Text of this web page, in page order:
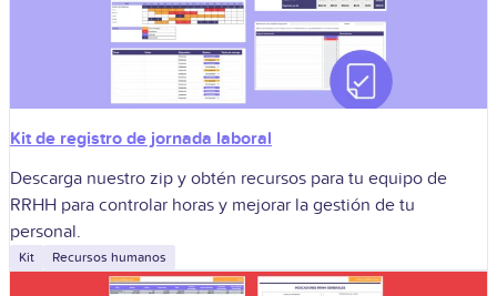
Kit de registro de jornada laboral
Descarga nuestro zip y obtén recursos para tu equipo de
RRHH para controlar horas y mejorar la gestión de tu
personal.
Kit Recursos humanos